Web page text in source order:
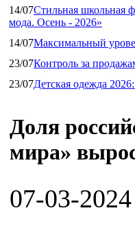
14/07Стильная школьная
мода. Осень - 2026»
14/07Максимальный
23/07Контроль за
23/07Детская одежда
Доля
мира»
07-03-